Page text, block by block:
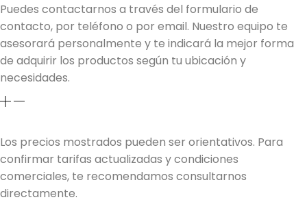
Puedes contactarnos a través del formulario de
contacto, por teléfono o por email. Nuestro equipo te
asesorará personalmente y te indicará la mejor forma
de adquirir los productos según tu ubicación y
necesidades.
Los precios mostrados pueden ser orientativos. Para
confirmar tarifas actualizadas y condiciones
comerciales, te recomendamos consultarnos
directamente.